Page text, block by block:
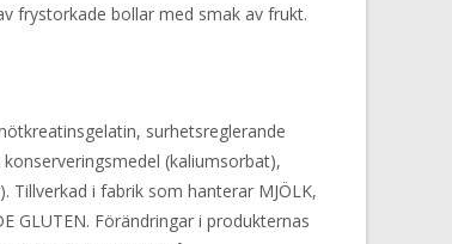
frystorkade bollar med smak av frukt.
surhetsreglerande
(kaliumsorbat),
Tillverkad i fabrik som hanterar MJÖLK,
GLUTEN. Förändringar i produkternas